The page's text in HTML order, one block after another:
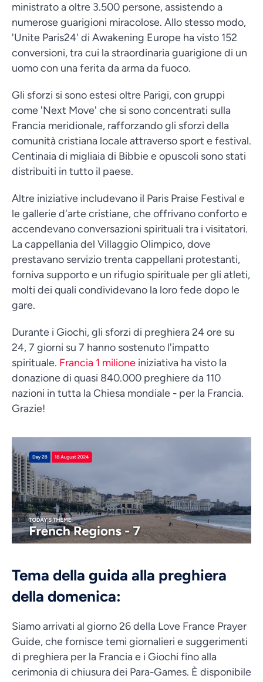
ministrato a oltre 3.500 persone, assistendo a
numerose guarigioni miracolose. Allo stesso modo,
'Unite Paris24' di Awakening Europe ha visto 152
conversioni, tra cui la straordinaria guarigione di un
uomo con una ferita da arma da fuoco.
Gli sforzi si sono estesi oltre Parigi, con gruppi
come 'Next Move' che si sono concentrati sulla
Francia meridionale, rafforzando gli sforzi della
comunità cristiana locale attraverso sport e festival.
Centinaia di migliaia di Bibbie e opuscoli sono stati
distribuiti in tutto il paese.
Altre iniziative includevano il Paris Praise Festival e
le gallerie d'arte cristiane, che offrivano conforto e
accendevano conversazioni spirituali tra i visitatori.
La cappellania del Villaggio Olimpico, dove
prestavano servizio trenta cappellani protestanti,
forniva supporto e un rifugio spirituale per gli atleti,
molti dei quali condividevano la loro fede dopo le
gare.
Durante i Giochi, gli sforzi di preghiera 24 ore su
24, 7 giorni su 7 hanno sostenuto l'impatto
spirituale. Francia 1 milione iniziativa ha visto la
donazione di quasi 840.000 preghiere da 110
nazioni in tutta la Chiesa mondiale - per la Francia.
Grazie!
Tema della guida alla preghiera
della domenica:
Siamo arrivati al giorno 26 della Love France Prayer
Guide, che fornisce temi giornalieri e suggerimenti
di preghiera per la Francia e i Giochi fino alla
cerimonia di chiusura dei Para-Games. È disponibile